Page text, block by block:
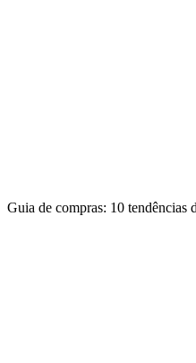
Guia de compras: 10 tendências